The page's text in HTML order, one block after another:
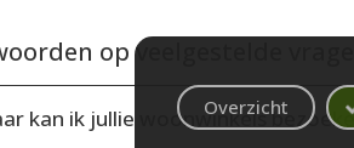
op veelgestelde
kan ik jullie woonwinkels
Overzicht